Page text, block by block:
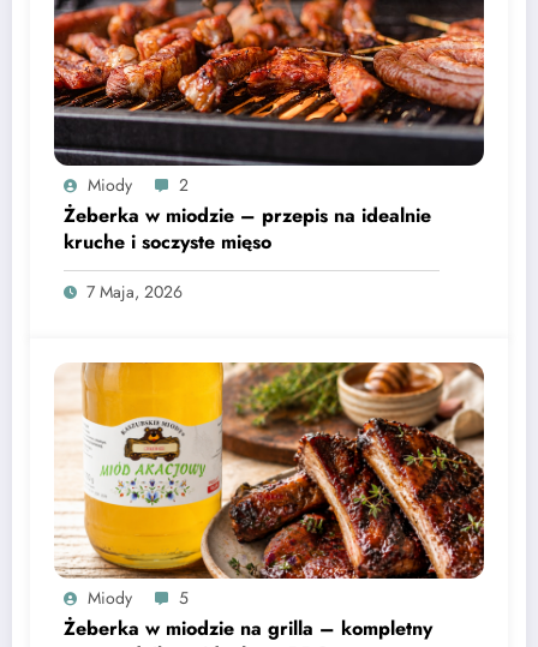
Miody 2
Żeberka w miodzie – przepis na idealnie
kruche i soczyste mięso
7 Maja, 2026
Miody 5
Żeberka w miodzie na grilla – kompletny